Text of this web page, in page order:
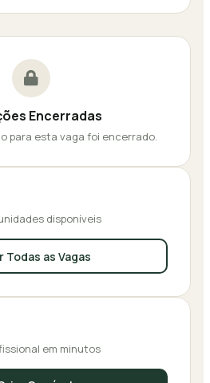
Encerradas
para esta vaga foi encerrado.
disponíveis
Todas as Vagas
em minutos